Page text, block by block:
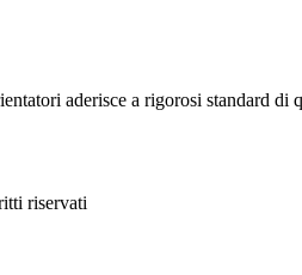
aderisce a rigorosi standard di
riservati